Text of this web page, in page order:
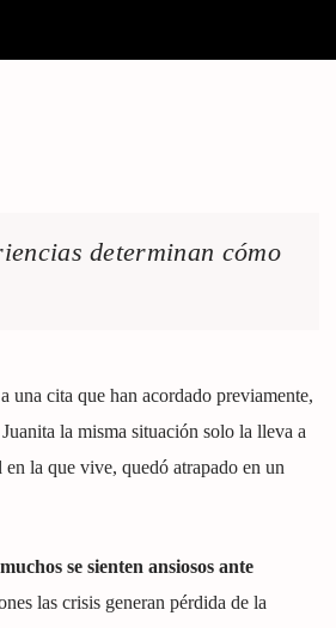
determinan cómo
una cita que han acordado previamente,
la misma situación solo la lleva a
la que vive, quedó atrapado en un
se sienten ansiosos ante
las crisis generan pérdida de la